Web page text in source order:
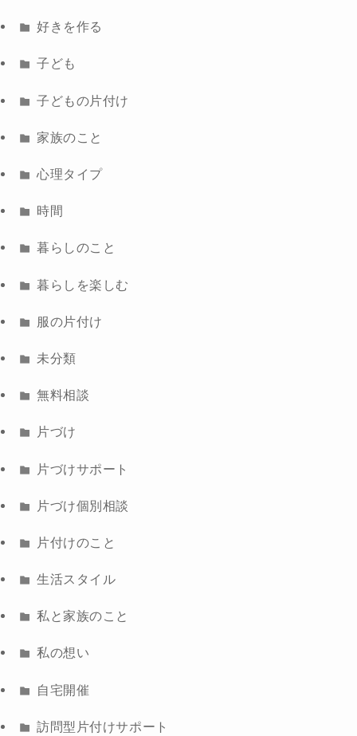
好きを作る
子ども
子どもの片付け
家族のこと
心理タイプ
時間
暮らしのこと
暮らしを楽しむ
服の片付け
未分類
無料相談
片づけ
片づけサポート
片づけ個別相談
片付けのこと
生活スタイル
私と家族のこと
私の想い
自宅開催
訪問型片付けサポート